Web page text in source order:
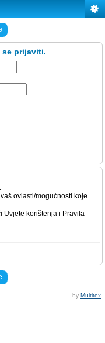
se prijaviti.
ovlasti/mogućnosti koje
Uvjete korištenja i Pravila
by Multitex